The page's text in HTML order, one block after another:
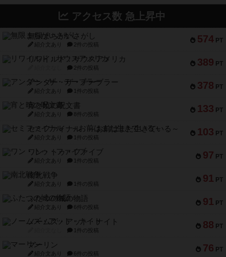
アクセス数 急上昇中
574 PT
無限まちがいさがし
紹介文あり 2件の投稿
389 PT
リワイルド：サウスアメリカ
2件の投稿
378 PT
アンダー・ザ・テーブラー
紹介文あり 1件の投稿
133 PT
宵と暁の呪文書
紹介文あり 8件の投稿
103 PT
セミファイナル ～お前はまだ生きている～
紹介文あり 1件の投稿
97 PT
ワン・トゥ・ファイブ
紹介文あり 1件の投稿
91 PT
南北戦争
紹介文あり 1件の投稿
91 PT
ふたつの城の物語
紹介文あり 6件の投稿
88 PT
ノームズ・アット・ナイト
1件の投稿
76 PT
マーリン
紹介文あり 6件の投稿